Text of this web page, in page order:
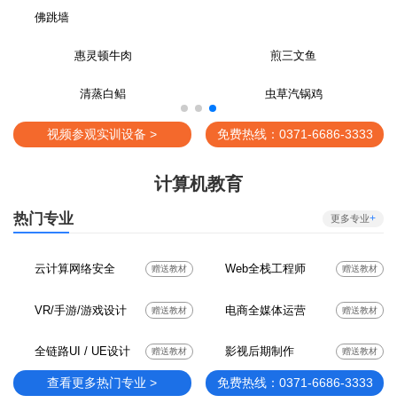
佛跳墙
菠萝龙虾球 百花鱼肚
松子酥鸭 琥珀桃胶扒龙鳌
视频参观实训设备 > 免费热线：0371-6686-3333
计算机教育
热门专业 更多专业+
云计算网络安全 赠送教材 Web全栈工程师 赠送教材
VR/手游/游戏设计 赠送教材 电商全媒体运营 赠送教材
全链路UI / UE设计 赠送教材 影视后期制作 赠送教材
查看更多热门专业 > 免费热线：0371-6686-3333